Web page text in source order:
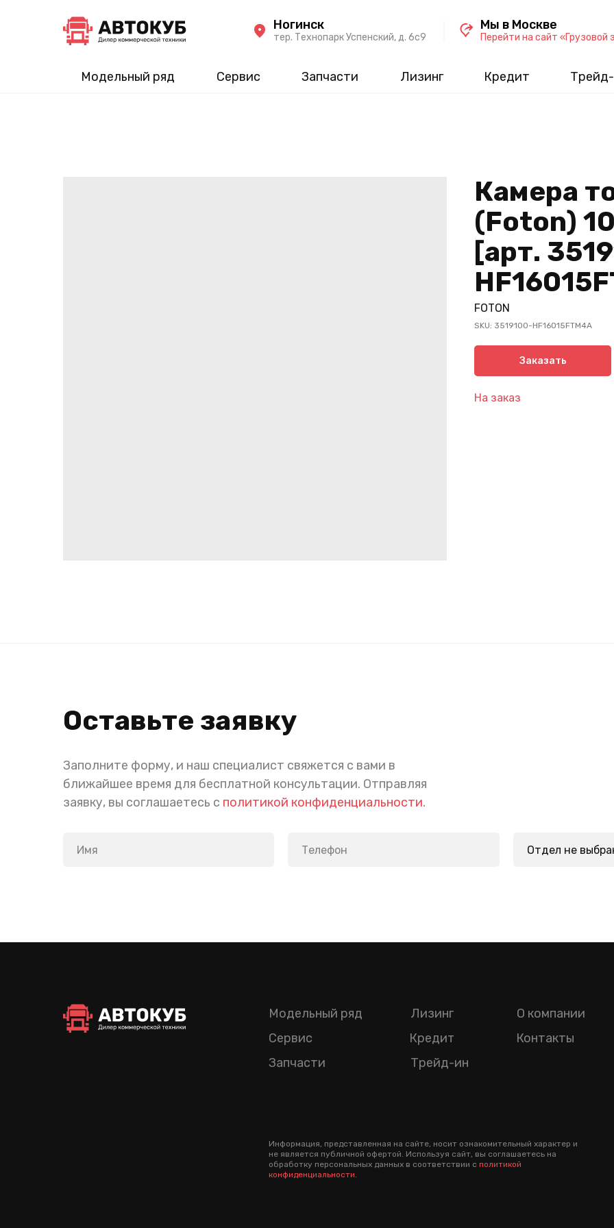
Модельный ряд Сервис Запчасти Лизинг Кредит
тер. Технопарк Успенский, д. 6c9
Ногинск
Перейти на сайт «Грузовой
Мы в Москве
Камера
(Foton)
[арт.
FOTON
SKU: 3519100-HF16015FTM4A
Заказать
На заказ
Оставьте заявку
Заполните форму, и наш специалист свяжется с вами в
ближайшее время для бесплатной консультации. Отправляя
заявку, вы соглашаетесь с политикой конфиденциальности.
Лизинг
Кредит
Трейд-ин
Модельный ряд
Сервис
Запчасти
О компании
Контакты
Информация, представленная на сайте, носит ознакомительный характер и
не является публичной офертой. Используя сайт, вы соглашаетесь на
обработку персональных данных в соответствии с политикой
конфиденциальности.